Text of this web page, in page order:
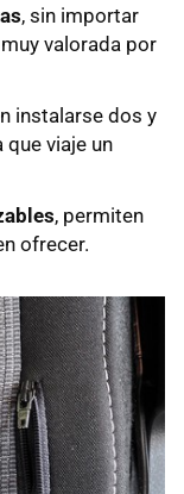
, sin importar
valorada por
instalarse dos y
viaje un
, permiten
ofrecer.